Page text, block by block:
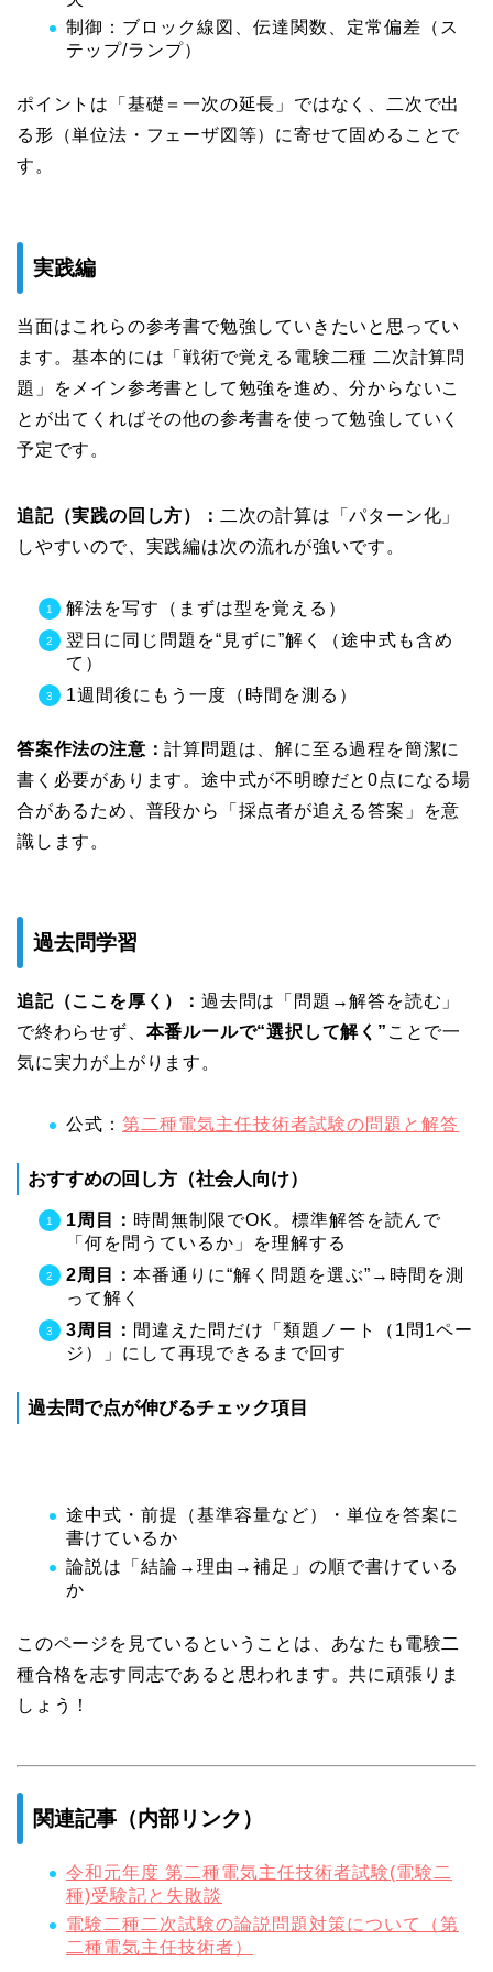
制御：ブロック線図、伝達関数、定常偏差（ス
テップ/ランプ）
ポイントは「基礎＝一次の延長」ではなく、二次で出
る形（単位法・フェーザ図等）に寄せて固めることで
す。
実践編
当面はこれらの参考書で勉強していきたいと思ってい
ます。基本的には「戦術で覚える電験二種 二次計算問
題」をメイン参考書として勉強を進め、分からないこ
とが出てくればその他の参考書を使って勉強していく
予定です。
追記（実践の回し方）： 二次の計算は「パターン化」
しやすいので、実践編は次の流れが強いです。
解法を写す（まずは型を覚える）
翌日に同じ問題を“見ずに”解く（途中式も含め
て）
1週間後にもう一度（時間を測る）
答案作法の注意：計算問題は、解に至る過程を簡潔に
書く必要があります。途中式が不明瞭だと0点になる場
合があるため、普段から「採点者が追える答案」を意
識します。
過去問学習
追記（ここを厚く）： 過去問は「問題→解答を読む」
で終わらせず、 本番ルールで“選択して解く” ことで一
気に実力が上がります。
公式： 第二種電気主任技術者試験の問題と解答
おすすめの回し方（社会人向け）
1周目： 時間無制限でOK。標準解答を読んで
「何を問うているか」を理解する
2周目： 本番通りに“解く問題を選ぶ”→時間を測
って解く
3周目： 間違えた問だけ「類題ノート（1問1ペー
ジ）」にして再現できるまで回す
過去問で点が伸びるチェック項目
途中式・前提（基準容量など）・単位を答案に
書けているか
論説は「結論→理由→補足」の順で書けている
か
このページを見ているということは、あなたも電験二
種合格を志す同志であると思われます。共に頑張りま
しょう！
関連記事（内部リンク）
令和元年度 第二種電気主任技術者試験(電験二
種)受験記と失敗談
電験二種二次試験の論説問題対策について（第
二種電気主任技術者）